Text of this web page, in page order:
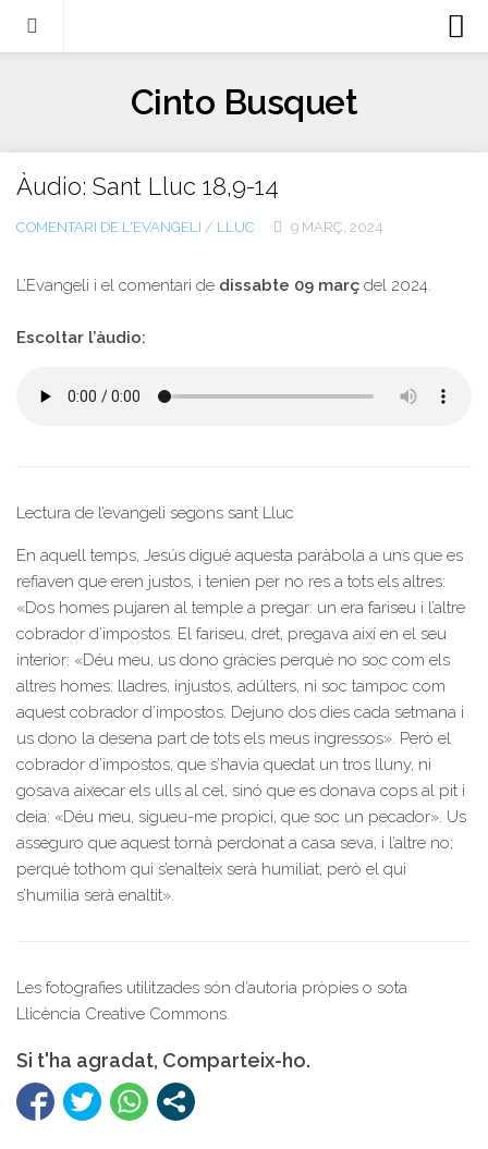
Llibres
Escrits-articles
Notícies
Contacte
Cinto Busquet
Àudio: Sant Lluc 18,9-14
COMENTARI DE L'EVANGELI / LLUC 9 MARÇ, 2024
L’Evangeli i el comentari de dissabte 09 març del 2024.
Escoltar l’àudio:
Lectura de l’evangeli segons sant Lluc
En aquell temps, Jesús digué aquesta paràbola a uns que es
refiaven que eren justos, i tenien per no res a tots els altres:
«Dos homes pujaren al temple a pregar: un era fariseu i l’altre
cobrador d’impostos. El fariseu, dret, pregava així en el seu
interior: «Déu meu, us dono gràcies perquè no soc com els
altres homes: lladres, injustos, adúlters, ni soc tampoc com
aquest cobrador d’impostos. Dejuno dos dies cada setmana i
us dono la desena part de tots els meus ingressos». Però el
cobrador d’impostos, que s’havia quedat un tros lluny, ni
gosava aixecar els ulls al cel, sinó que es donava cops al pit i
deia: «Déu meu, sigueu-me propici, que soc un pecador». Us
asseguro que aquest tornà perdonat a casa seva, i l’altre no;
perquè tothom qui s’enalteix serà humiliat, però el qui
s’humilia serà enaltit».
Les fotografies utilitzades són d’autoria pròpies o sota
Llicència Creative Commons.
Si t'ha agradat, Comparteix-ho.